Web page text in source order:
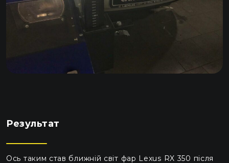
Результат
Ось таким став ближній світ фар Lexus RX 350 після